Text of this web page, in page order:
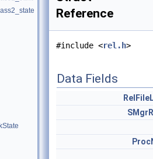
Reference
#include <rel.h>
Data Fields